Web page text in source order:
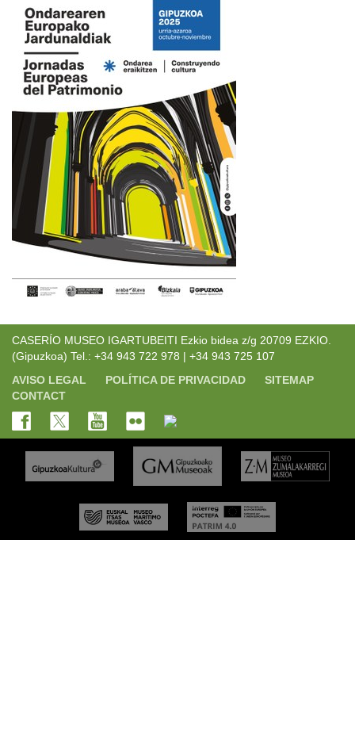
CASERÍO MUSEO IGARTUBEITI Ezkio bidea z/g 20709 EZKIO.
(Gipuzkoa) Tel.: +34 943 722 978 | +34 943 725 107
AVISO LEGAL
POLÍTICA DE PRIVACIDAD
SITEMAP
CONTACT